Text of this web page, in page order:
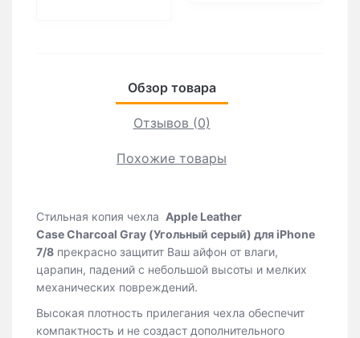
Обзор товара
Отзывов (0)
Похожие товары
Стильная копия чехла Apple Leather
Case Charcoal Gray (Угольный серый) для iPhone
7/8 прекрасно защитит Ваш айфон от влаги,
царапин, падений с небольшой высоты и мелких
механических повреждений.
Высокая плотность прилегания чехла обеспечит
компактность и не создаст дополнительного